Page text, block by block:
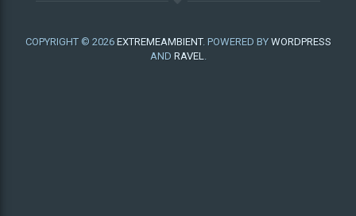
COPYRIGHT © 2026 EXTREMEAMBIENT. POWERED BY WORDPRESS
AND RAVEL.